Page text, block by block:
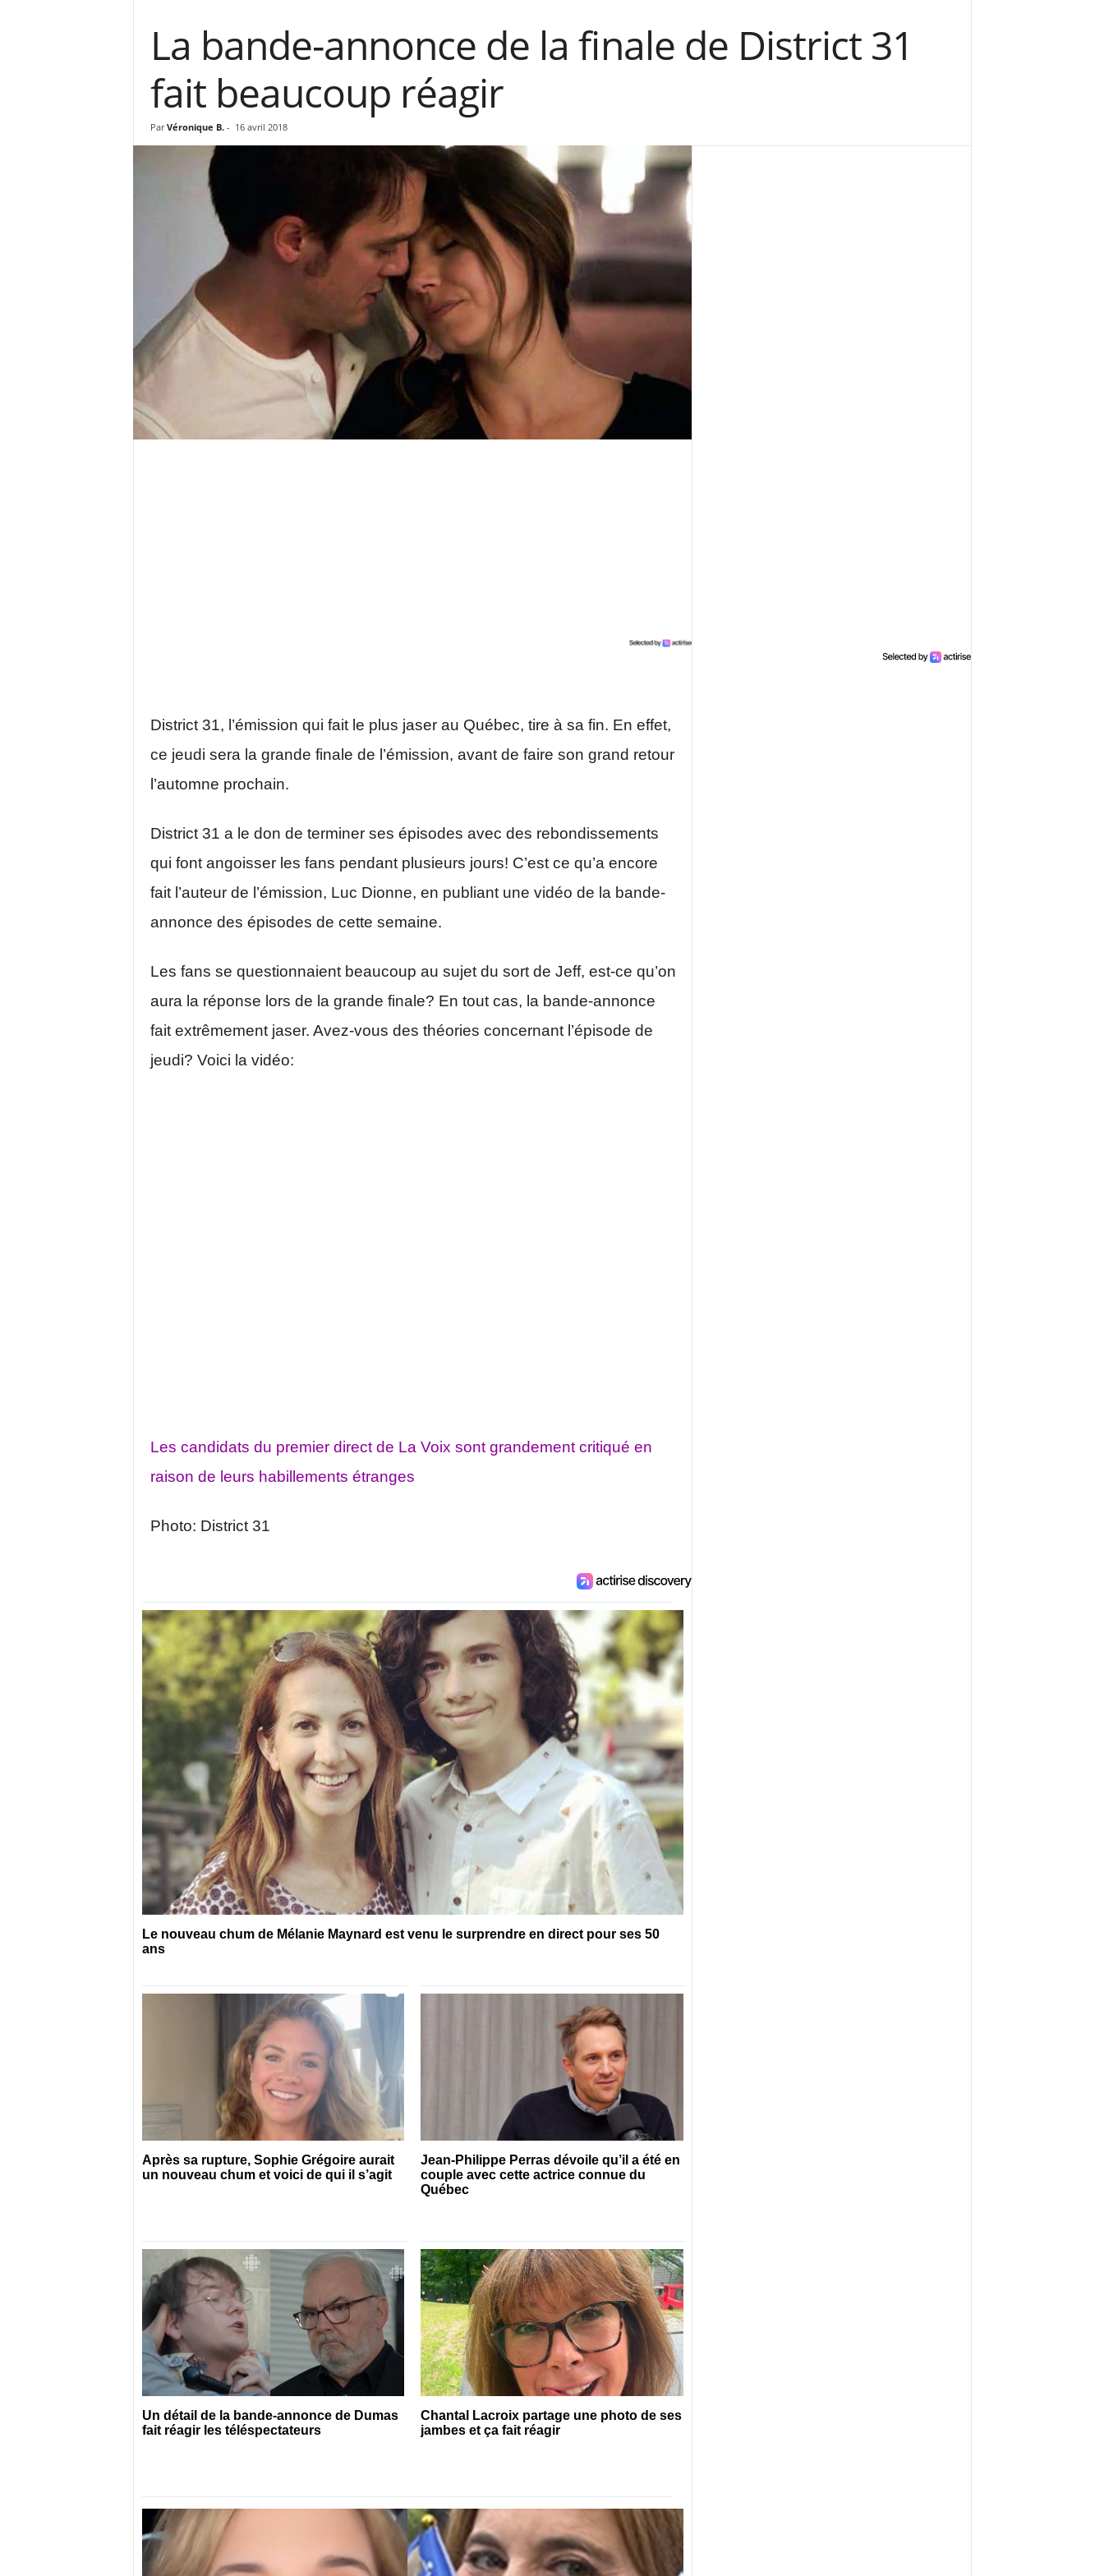
La bande-annonce de la finale de District 31
fait beaucoup réagir
Par Véronique B. - 16 avril 2018
District 31, l’émission qui fait le plus jaser au Québec, tire à sa fin. En effet,
ce jeudi sera la grande finale de l’émission, avant de faire son grand retour
l’automne prochain.
District 31 a le don de terminer ses épisodes avec des rebondissements
qui font angoisser les fans pendant plusieurs jours! C’est ce qu’a encore
fait l’auteur de l’émission, Luc Dionne, en publiant une vidéo de la bande-
annonce des épisodes de cette semaine.
Les fans se questionnaient beaucoup au sujet du sort de Jeff, est-ce qu’on
aura la réponse lors de la grande finale? En tout cas, la bande-annonce
fait extrêmement jaser. Avez-vous des théories concernant l’épisode de
jeudi? Voici la vidéo:
Les candidats du premier direct de La Voix sont grandement critiqué en
raison de leurs habillements étranges
Photo: District 31
Le nouveau chum de Mélanie Maynard est venu le surprendre en direct pour ses 50
ans
Après sa rupture, Sophie Grégoire aurait
un nouveau chum et voici de qui il s’agit
Jean-Philippe Perras dévoile qu’il a été en
couple avec cette actrice connue du
Québec
Un détail de la bande-annonce de Dumas
fait réagir les téléspectateurs
Chantal Lacroix partage une photo de ses
jambes et ça fait réagir